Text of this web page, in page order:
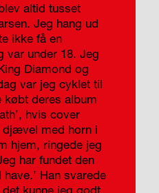
altid tusset
Jeg hang ud
ikke få en
var under 18. Jeg
Diamond og
var jeg cyklet til
deres album
hvis cover
med horn i
hjem, ringede jeg
har fundet den
Han svarede